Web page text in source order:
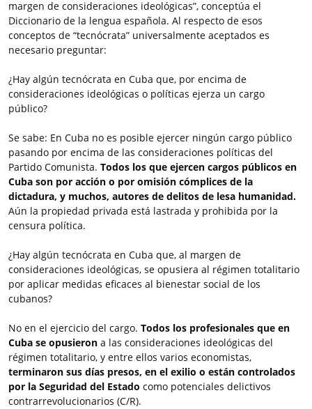
margen de consideraciones ideológicas”, conceptúa el
Diccionario de la lengua española. Al respecto de esos
conceptos de “tecnócrata” universalmente aceptados es
necesario preguntar:
¿Hay algún tecnócrata en Cuba que, por encima de
consideraciones ideológicas o políticas ejerza un cargo
público?
Se sabe: En Cuba no es posible ejercer ningún cargo público
pasando por encima de las consideraciones políticas del
Partido Comunista. Todos los que ejercen cargos públicos en
Cuba son por acción o por omisión cómplices de la
dictadura, y muchos, autores de delitos de lesa humanidad.
Aún la propiedad privada está lastrada y prohibida por la
censura política.
¿Hay algún tecnócrata en Cuba que, al margen de
consideraciones ideológicas, se opusiera al régimen totalitario
por aplicar medidas eficaces al bienestar social de los
cubanos?
No en el ejercicio del cargo. Todos los profesionales que en
Cuba se opusieron a las consideraciones ideológicas del
régimen totalitario, y entre ellos varios economistas,
terminaron sus días presos, en el exilio o están controlados
por la Seguridad del Estado como potenciales delictivos
contrarrevolucionarios (C/R).